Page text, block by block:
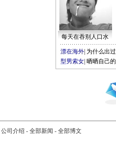
每天在吞别人口水
漂在海外 为什么出
型男索女 晒晒自己
公司介绍 - 全部新闻 - 全部博文